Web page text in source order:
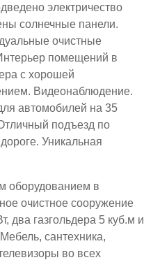
электричество
солнечные панели.
очистные
помещений в
с хорошей
Видеонаблюдение.
автомобилей на 35
подъезд по
Уникальная
оборудованием в
очистное сооружение
два газгольдера 5 куб.м и
сантехника,
во всех